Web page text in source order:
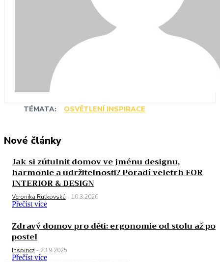
TÉMATA: OSVĚTLENÍ INSPIRACE
Nové články
Jak si zútulnit domov ve jménu designu,
harmonie a udržitelnosti? Poradí veletrh FOR
INTERIOR & DESIGN
Veronika Rutkovská - 10.3.2026
Přečíst více
Zdravý domov pro děti: ergonomie od stolu až po
postel
Inspiricz - 23.9.2025
Přečíst více